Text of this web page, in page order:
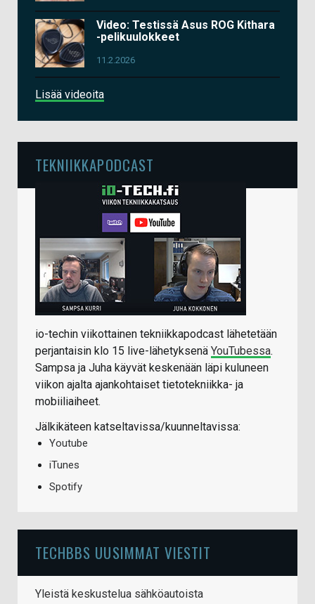
Video: Testissä Asus ROG Kithara
-pelikuulokkeet
11.2.2026
Lisää videoita
TEKNIIKKAPODCAST
io-techin viikottainen tekniikkapodcast lähetetään
perjantaisin klo 15 live-lähetyksenä YouTubessa.
Sampsa ja Juha käyvät keskenään läpi kuluneen
viikon ajalta ajankohtaiset tietotekniikka- ja
mobiiliaiheet.
Jälkikäteen katseltavissa/kuunneltavissa:
Youtube
iTunes
Spotify
TECHBBS UUSIMMAT VIESTIT
Yleistä keskustelua sähköautoista